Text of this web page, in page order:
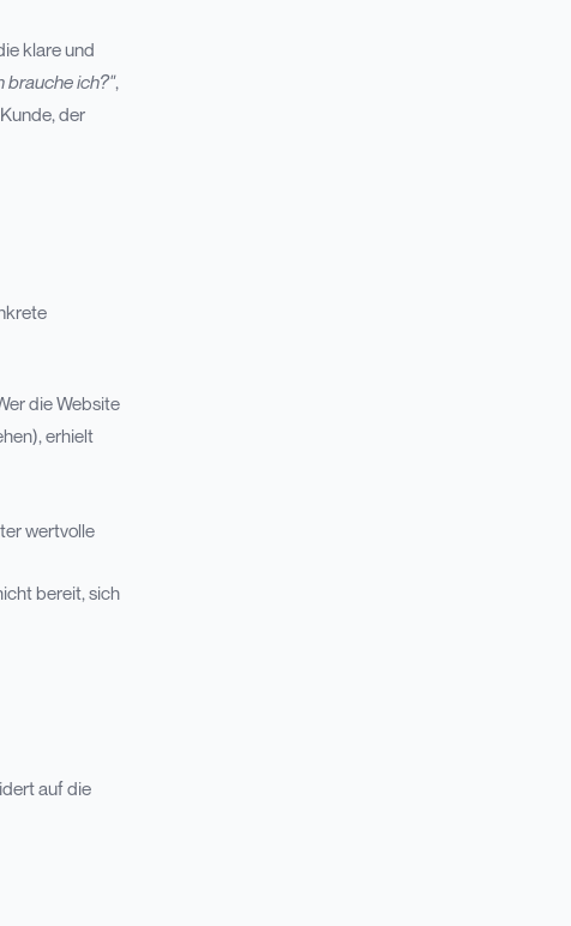
klare und
brauche ich?",
der
die Website
erhielt
wertvolle
bereit, sich
auf die